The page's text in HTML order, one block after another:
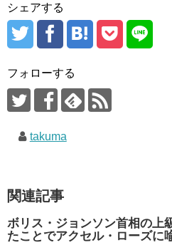
シェアする
フォローする
takuma
関連記事
ボリス・ジョンソン首相の上
たことでアクセル・ローズに